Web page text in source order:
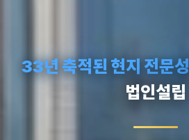
33년 축적된 현지 전문성
법인설립